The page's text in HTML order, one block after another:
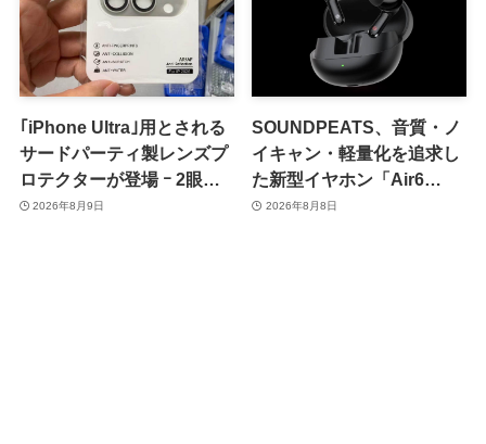
｢iPhone Ultra｣用とされる
サードパーティ製レンズプ
ロテクターが登場 ｰ 2眼カ
メラ搭載や一部本体カラー
2026年8月9日
SOUNDPEATS、音質・ノ
イキャン・軽量化を追求し
た新型イヤホン「Air6
Pro」を8月28日に発売へ
2026年8月8日